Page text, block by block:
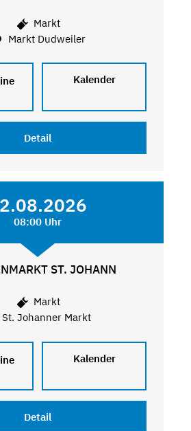
Markt
Markt Dudweiler
Kalender
Detail
08:00 Uhr
ST. JOHANN
Markt
St. Johanner Markt
Kalender
Detail